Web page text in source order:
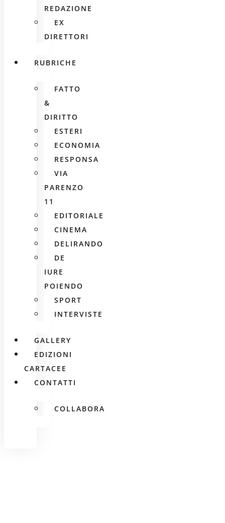
REDAZIONE
EX
DIRETTORI
RUBRICHE
FATTO
&
DIRITTO
ESTERI
ECONOMIA
RESPONSA
VIA
PARENZO
11
EDITORIALE
CINEMA
DELIRANDO
DE
IURE
POIENDO
SPORT
INTERVISTE
GALLERY
EDIZIONI
CARTACEE
CONTATTI
COLLABORA